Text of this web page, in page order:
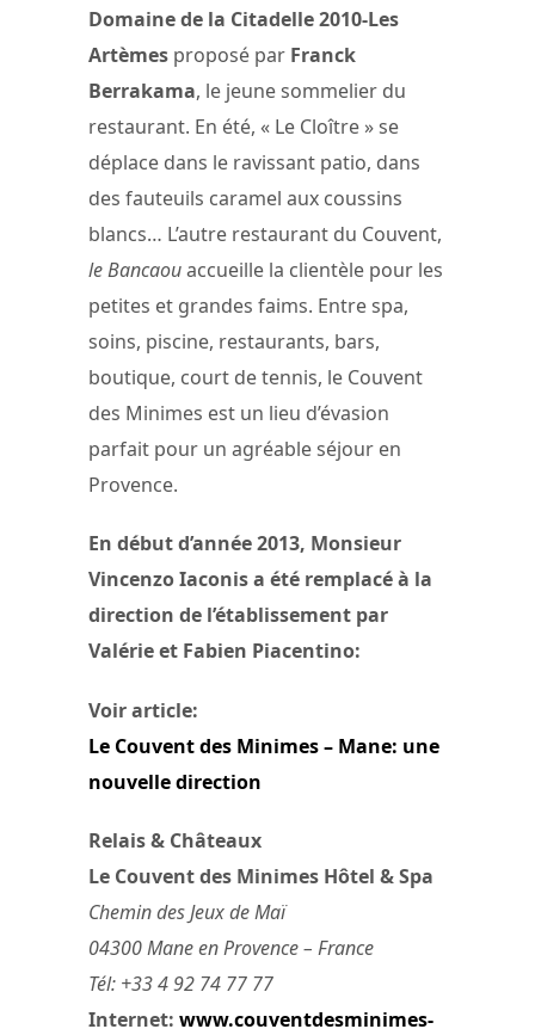
Domaine de la Citadelle 2010-Les
Artèmes proposé par Franck
Berrakama, le jeune sommelier du
restaurant. En été, « Le Cloître » se
déplace dans le ravissant patio, dans
des fauteuils caramel aux coussins
blancs… L’autre restaurant du Couvent,
le Bancaouaccueille la clientèle pour les
petites et grandes faims. Entre spa,
soins, piscine, restaurants, bars,
boutique, court de tennis, le Couvent
des Minimes est un lieu d’évasion
parfait pour un agréable séjour en
Provence.
En début d’année 2013, Monsieur
Vincenzo Iaconis a été remplacé à la
direction de l’établissement par
Valérie et Fabien Piacentino:
Voir article:
Le Couvent des Minimes – Mane: une
nouvelle direction
Relais & Châteaux
Le Couvent des Minimes Hôtel & Spa
Chemin des Jeux de Maï
04300 Mane en Provence – France
Tél: +33 4 92 74 77 77
Internet: www.couventdesminimes-